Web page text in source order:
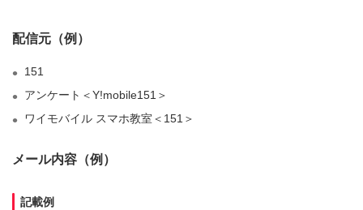
配信元（例）
151
アンケート＜Y!mobile151＞
ワイモバイル スマホ教室＜151＞
メール内容（例）
記載例